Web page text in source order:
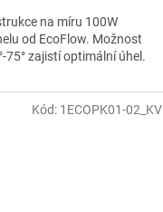
na míru 100W
od EcoFlow. Možnost
75° zajistí optimální úhel.
Kód: 1ECOPK01-02_KV